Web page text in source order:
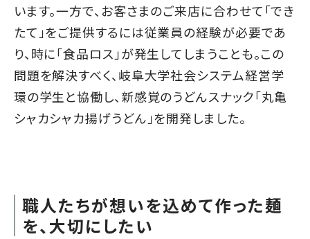
います。一方で、お客さまのご来店に合わせて「でき
たて」をご提供するには従業員の経験が必要であ
り、時に「食品ロス」が発生してしまうことも。この
問題を解決すべく、岐阜大学社会システム経営学
環の学生と協働し、新感覚のうどんスナック「丸亀
シャカシャカ揚げうどん」を開発しました。
職人たちが想いを込めて作った麺
を、大切にしたい